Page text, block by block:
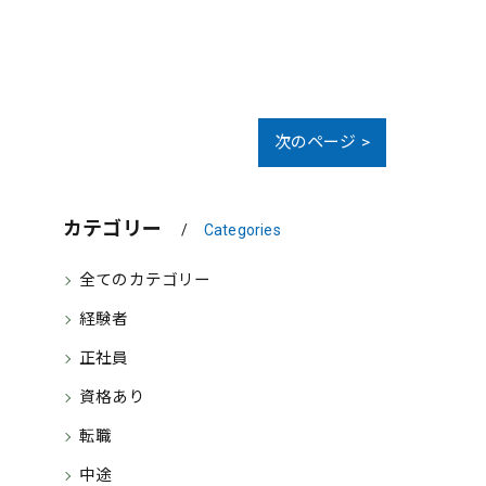
次のページ >
カテゴリー Categories
全てのカテゴリー
経験者
正社員
資格あり
転職
中途